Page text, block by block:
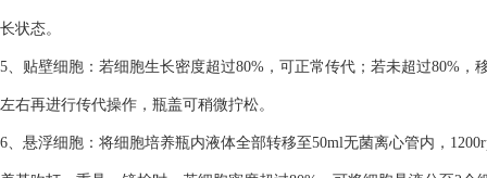
长状态。
5、贴壁细胞：若细胞生长密度超过80%，可正常传代；若未超过80%
左右再进行传代操作，瓶盖可稍微拧松。
6、悬浮细胞：将细胞培养瓶内液体全部转移至50ml无菌离心管内，